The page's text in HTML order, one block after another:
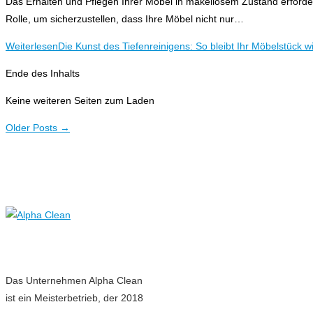
Rolle, um sicherzustellen, dass Ihre Möbel nicht nur…
WeiterlesenDie Kunst des Tiefenreinigens: So bleibt Ihr Möbelstück
Ende des Inhalts
Keine weiteren Seiten zum Laden
Older Posts →
Das Unternehmen Alpha Clean
ist ein Meisterbetrieb, der 2018